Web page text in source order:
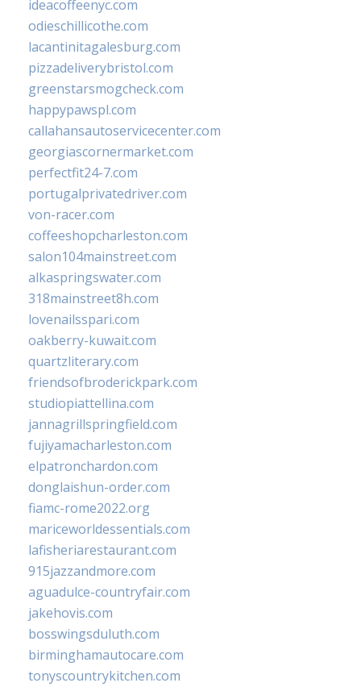
ideacoffeenyc.com
odieschillicothe.com
lacantinitagalesburg.com
pizzadeliverybristol.com
greenstarsmogcheck.com
happypawspl.com
callahansautoservicecenter.com
georgiascornermarket.com
perfectfit24-7.com
portugalprivatedriver.com
von-racer.com
coffeeshopcharleston.com
salon104mainstreet.com
alkaspringswater.com
318mainstreet8h.com
lovenailsspari.com
oakberry-kuwait.com
quartzliterary.com
friendsofbroderickpark.com
studiopiattellina.com
jannagrillspringfield.com
fujiyamacharleston.com
elpatronchardon.com
donglaishun-order.com
fiamc-rome2022.org
mariceworldessentials.com
lafisheriarestaurant.com
915jazzandmore.com
aguadulce-countryfair.com
jakehovis.com
bosswingsduluth.com
birminghamautocare.com
tonyscountrykitchen.com